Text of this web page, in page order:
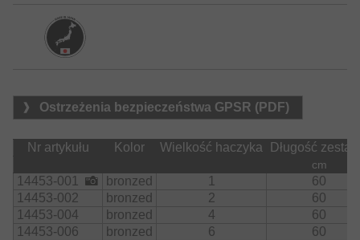
Ostrzeżenia bezpieczeństwa GPSR (PDF)
Nr artykułu Kolor Wielkość haczyka Długość
cm
14453-001 bronzed 1
60
14453-002
bronzed 2
60
14453-004
bronzed 4
60
14453-006
bronzed 6
60